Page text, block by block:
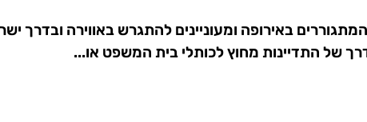
באירופה ומעוניינים להתגרש באווירה ובדרך
של התדיינות מחוץ לכותלי בית המשפט או...